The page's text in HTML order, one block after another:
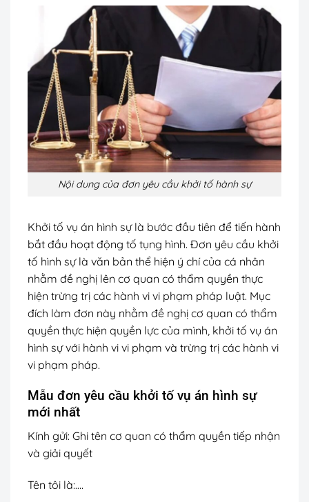
Nội dung của đơn yêu cầu khởi tố hành sự
Khởi tố vụ án hình sự là bước đầu tiên để tiến hành
bắt đầu hoạt động tố tụng hình. Đơn yêu cầu khởi
tố hình sự là văn bản thể hiện ý chí của cá nhân
nhằm đề nghị lên cơ quan có thẩm quyền thực
hiện trừng trị các hành vi vi phạm pháp luật. Mục
đích làm đơn này nhằm đề nghị cơ quan có thẩm
quyền thực hiện quyền lực của mình, khởi tố vụ án
hình sự với hành vi vi phạm và trừng trị các hành vi
vi phạm pháp.
Mẫu đơn yêu cầu khởi tố vụ án hình sự
mới nhất
Kính gửi: Ghi tên cơ quan có thẩm quyền tiếp nhận
và giải quyết
Tên tôi là:….